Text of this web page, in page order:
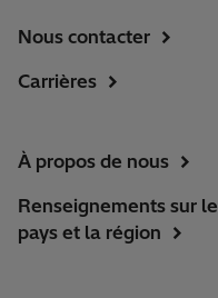
Nous contacter
Carrières
À propos de nous
Renseignements sur le
pays et la région